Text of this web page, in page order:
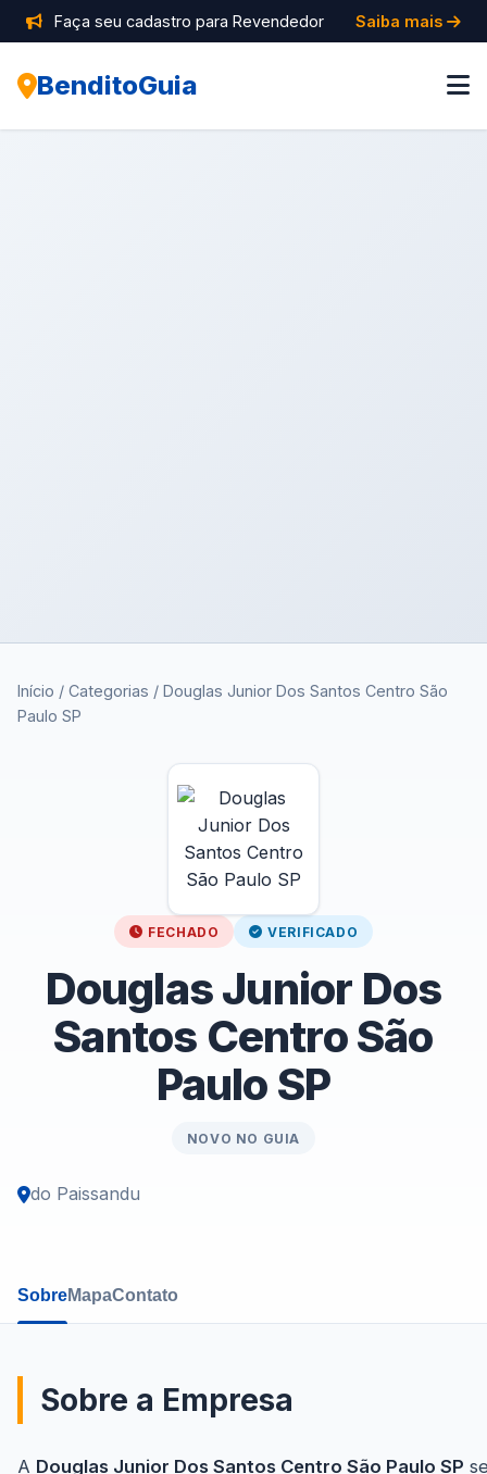
Faça seu cadastro para Revendedor Saiba mais
BenditoGuia
Início / Categorias / Douglas Junior Dos Santos Centro São
Paulo SP
FECHADO VERIFICADO
Douglas Junior Dos
Santos Centro São
Paulo SP
NOVO NO GUIA
do Paissandu
SobreMapaContato
Sobre a Empresa
A Douglas Junior Dos Santos Centro São Paulo SP